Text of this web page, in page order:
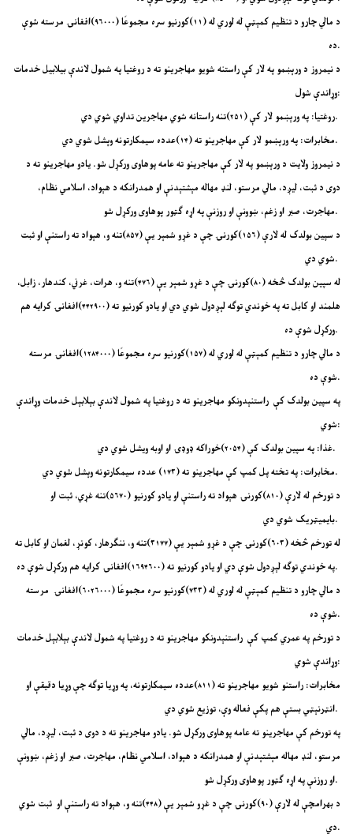
د مالي چارو د تنظیم کمېټې له لوري له (۱۱)کورنیو سره مجموعًا (۹۶۰۰۰)افغانۍ مرسته شوې
ده.
د نیمروز د ورېښمو په لار کې راستنه شویو مهاجرینو ته د روغتیا په شمول لاندې بیلابیل خدمات
وړاندې شول:
روغتیا: په ورېښمو لار کې (۲۵۱)تنه راستانه شوي مهاجرین تداوي شوي دي.
مخابرات: په ورېښمو لار کې مهاجرینو ته (۱۴)عدده سیمکارتونه وېشل شوي دي.
د نیمروز ولایت د ورېښمو په لار کې مهاجرینو ته عامه پوهاوی ورکړل شو. یادو مهاجرینو ته د
دوی د ثبت، لیږد، مالي مرستو، لنډ مهاله مېشتېدنې او همدرانکه د هېواد، اسلامي نظام،
مهاجرت، صبر او زغم، ښوونې او روزنې په اړه ګټور پوهاوی ورکړل شو.
د سپین بولدک له لارې (۱۵۶)کورنۍ چې د غړو شمېر یې (۸۵۷)تنه و، هېواد ته راستنې او ثبت
شوي دي.
له سپین بولدک څخه (۸۰)کورنۍ چې د غړو شمېر یې (۴۷۶)تنه و، هرات، غرني، کندهار، زابل،
هلمند او کابل ته په خوندي توګه لېږدول شوي دي او یادو کورنیو ته (۴۴۲۹۰۰)افغانۍ کرایه هم
ورکړل شوې ده.
د مالي چارو د تنظیم کمېټې له لوري له (۱۵۷)کورنیو سره مجموعًا (۱۲۸۴۰۰۰)افغانۍ مرسته
شوې ده.
په سپین بولدک کې راستنېدونکو مهاجرینو ته د روغتیا په شمول لاندې بېلابېل خدمات وړاندې
شوي:
غذا: په سپین بولدک کې (۲۰۵۴)خوراکه ډوډۍ او اوبه ویشل شوي دي.
مخابرات: په تخته پل کمپ کې مهاجرینو ته (۱۷۳) عدده سیمکارتونه وېشل شوي دي.
د تورخم له لارې (۸۱۰)کورنۍ هېواد ته راستنې او یادو کورنیو (۵۶۷۰)تنه غړي، ثبت او
بایمیټریک شوي دي.
له تورخم څخه (۶۰۳)کورنۍ چې د غړو شمېر یې (۳۱۷۷)تنه و، ننګرهار، کونړ، لغمان او کابل ته
په خوندي توګه لېږدول شوې دي او یادو کورنیو ته (۱۶۹۴۶۰۰)افغانۍ کرایه هم ورکړل شوې ده.
د مالي چارو د تنظیم کمېټې له لوري له (۷۳۳)کورنیو سره مجموعًا (۶۰۲۶۰۰۰)افغانۍ مرسته
شوې ده.
د تورخم په عمري کمپ کې راستنېدونکو مهاجرینو ته د روغتیا په شمول لاندې بېلابېل خدمات
وړاندې شوي:
مخابرات: راستنو شویو مهاجرینو ته (۸۱۱)عدده سیمکارتونه، په وړیا توګه چې وړیا دقیقې او
انټرنېټي بستې هم پکې فعاله وې، توزیع شوي دي.
مرستو، لنډ مهاله مېشتېدنې او همدرانکه د هېواد، اسلامي نظام، مهاجرت، صبر او زغم، ښوونې
او روزنې په اړه ګټور پوهاوی ورکړل شو.
د بهرامچې له لارې (۹۰)کورنۍ چې د غړو شمېر یې (۴۴۸)تنه و، هېواد ته راستنې او ثبت شوي
دي.